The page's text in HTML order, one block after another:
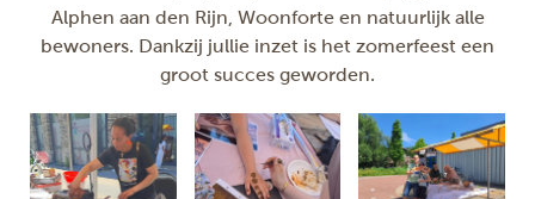
Alphen aan den Rijn, Woonforte en natuurlijk alle
bewoners. Dankzij jullie inzet is het zomerfeest een
groot succes geworden.